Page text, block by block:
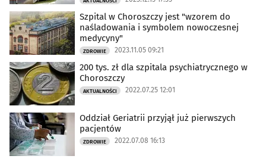
Szpital w Choroszczy jest "wzorem do
naśladowania i symbolem nowoczesnej
medycyny"
ZDROWIE 2023.11.05 09:21
200 tys. zł dla szpitala psychiatrycznego w
Choroszczy
AKTUALNOŚCI 2022.07.25 12:01
Oddział Geriatrii przyjął już pierwszych
pacjentów
ZDROWIE 2022.07.08 16:13